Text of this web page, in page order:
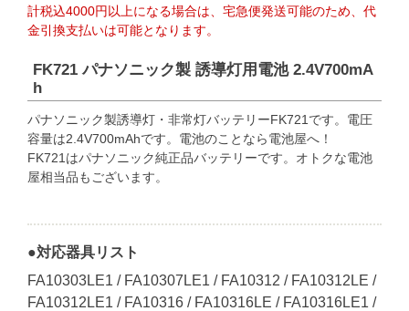
計税込4000円以上になる場合は、宅急便発送可能のため、代
金引換支払いは可能となります。
FK721 パナソニック製 誘導灯用電池 2.4V700mA
h
パナソニック製誘導灯・非常灯バッテリーFK721です。電圧
容量は2.4V700mAhです。電池のことなら電池屋へ！
FK721はパナソニック純正品バッテリーです。オトクな電池
屋相当品もございます。
●対応器具リスト
FA10303LE1 / FA10307LE1 / FA10312 / FA10312LE /
FA10312LE1 / FA10316 / FA10316LE / FA10316LE1 /